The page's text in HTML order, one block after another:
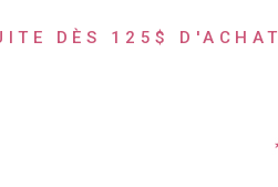
DÈS 125$ D'ACHAT